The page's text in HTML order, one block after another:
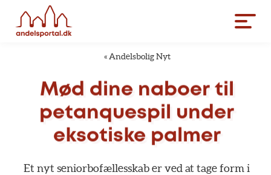
« Andelsbolig Nyt
Mød dine naboer til
petanquespil
under
eksotiske palmer
Et nyt seniorbofællesskab er ved at tage form i